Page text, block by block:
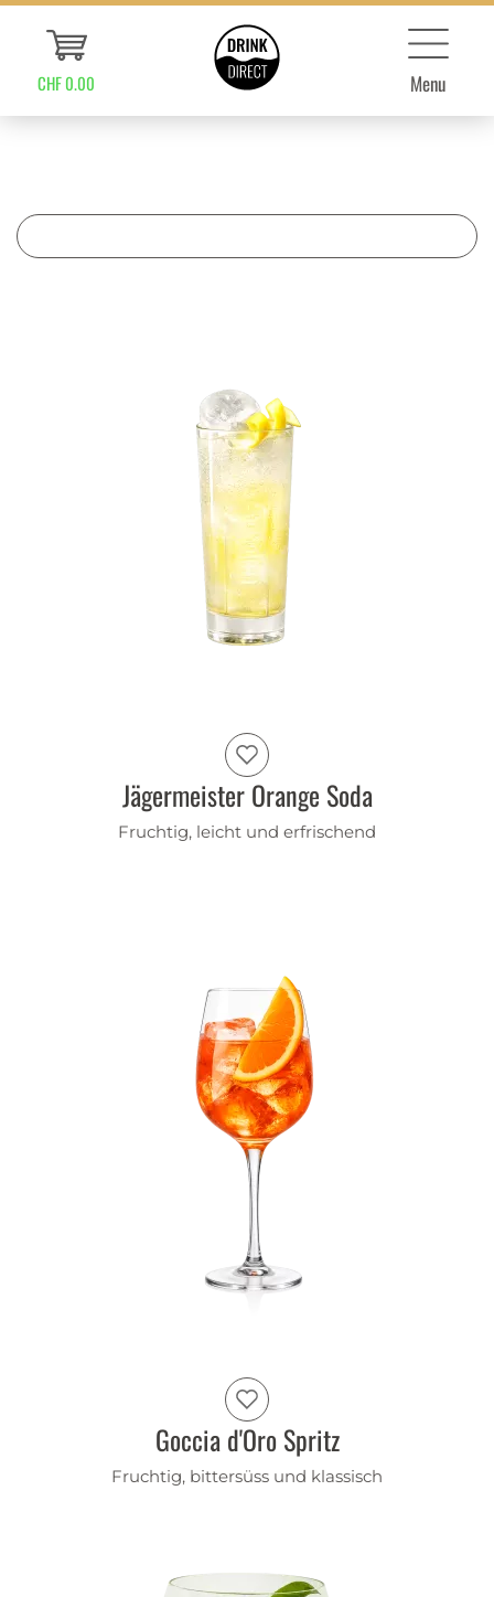
CHF 0.00 Menu
Jägermeister Orange Soda
Fruchtig, leicht und erfrischend
Goccia d'Oro Spritz
Fruchtig, bittersüss und klassisch